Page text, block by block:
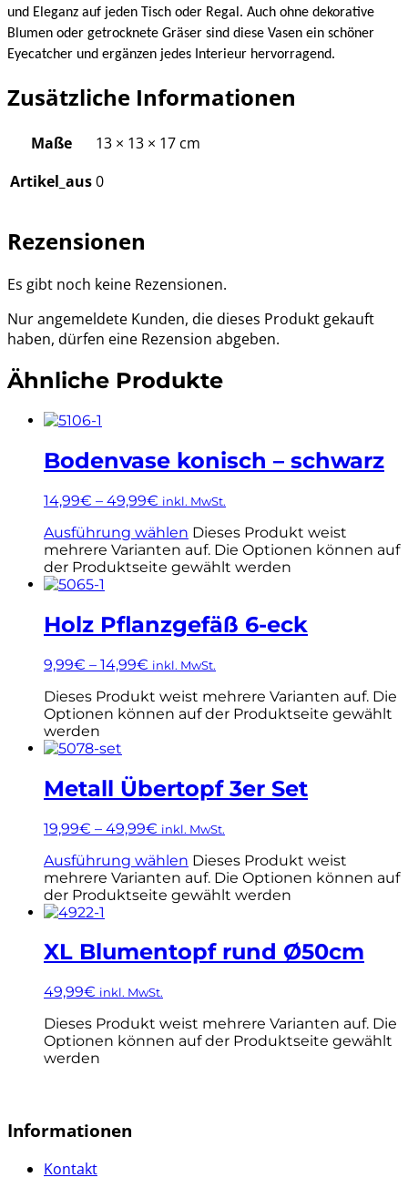
und Eleganz auf jeden Tisch oder Regal. Auch ohne dekorative
Blumen oder getrocknete Gräser sind diese Vasen ein schöner
Eyecatcher und ergänzen jedes Interieur hervorragend.
Zusätzliche Informationen
Maße
13 × 13 × 17 cm
Artikel_aus0
Rezensionen
Es gibt noch keine Rezensionen.
Nur angemeldete Kunden, die dieses Produkt gekauft
haben, dürfen eine Rezension abgeben.
Ähnliche Produkte
Bodenvase konisch – schwarz
14,99€ – 49,99€ inkl. MwSt.
Ausführung wählen Dieses Produkt weist
mehrere Varianten auf. Die Optionen können auf
der Produktseite gewählt werden
Holz Pflanzgefäß 6-eck
9,99€ – 14,99€ inkl. MwSt.
Dieses Produkt weist mehrere Varianten auf. Die
Optionen können auf der Produktseite gewählt
werden
Metall Übertopf 3er Set
19,99€ – 49,99€ inkl. MwSt.
Ausführung wählen Dieses Produkt weist
mehrere Varianten auf. Die Optionen können auf
der Produktseite gewählt werden
XL Blumentopf rund Ø50cm
49,99€ inkl. MwSt.
Dieses Produkt weist mehrere Varianten auf. Die
Optionen können auf der Produktseite gewählt
werden
Informationen
Kontakt